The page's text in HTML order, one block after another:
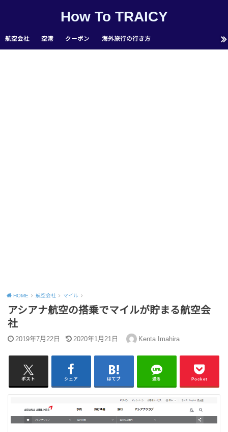
How To TRAICY
航空会社 空港 クーポン 海外旅行の行き方
HOME 航空会社 マイル
アシアナ航空の搭乗でマイルが貯まる航空会
社
2019年7月22日 2020年1月21日 Kenta Imahira
ポスト シェア はてブ 送る Pocket